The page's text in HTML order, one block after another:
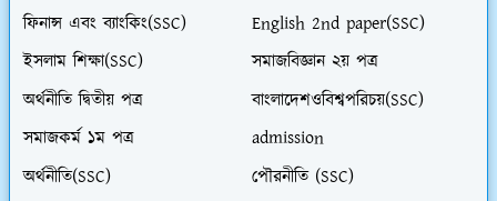
ফিনান্স এবং ব্যাংকিং(SSC)
English 2nd paper(SSC)
ইসলাম শিক্ষা(SSC)
সমাজবিজ্ঞান ২য় পত্র
অর্থনীতি দ্বিতীয় পত্র
বাংলাদেশওবিশ্বপরিচয়(SSC)
সমাজকর্ম ১ম পত্র
admission
অর্থনীতি(SSC)
পৌরনীতি (SSC)